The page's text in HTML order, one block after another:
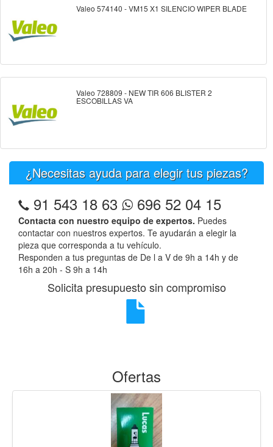
Valeo 574140 - VM15 X1 SILENCIO WIPER BLADE
Valeo 728809 - NEW TIR 606 BLISTER 2
ESCOBILLAS VA
¿Necesitas ayuda para elegir tus piezas?
91 543 18 63 696 52 04 15
Contacta con nuestro equipo de expertos. Puedes
contactar con nuestros expertos. Te ayudarán a elegir la
pieza que corresponda a tu vehículo.
Responden a tus preguntas de De l a V de 9h a 14h y de
16h a 20h - S 9h a 14h
Solicita presupuesto sin compromiso
Ofertas